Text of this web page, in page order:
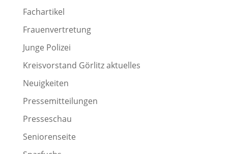
Fachartikel
Frauenvertretung
Junge Polizei
Kreisvorstand Görlitz aktuelles
Neuigkeiten
Pressemitteilungen
Presseschau
Seniorenseite